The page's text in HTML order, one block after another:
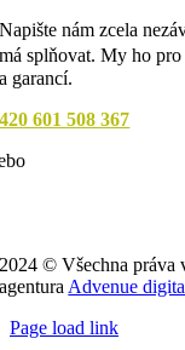
Napište nám zcela
má splňovat. My ho
a garancí.
601 508 367
2024 © Všechna práva
agentura Advenue
Page load link